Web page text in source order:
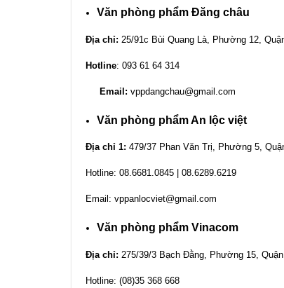
Văn phòng phẩm Đăng châu
Địa chỉ: 25/91c Bùi Quang Là, Phường 12,
Hotline: 093 61 64 314
Email: vppdangchau@gmail.com
Văn phòng phẩm An lộc việt
Địa chỉ 1: 479/37 Phan Văn Trị, Phường 5,
Hotline: 08.6681.0845 | 08.6289.6219
Email: vppanlocviet@gmail.com
Văn phòng phẩm Vinacom
Địa chỉ: 275/39/3 Bạch Đằng, Phường 15,
Hotline: (08)35 368 668